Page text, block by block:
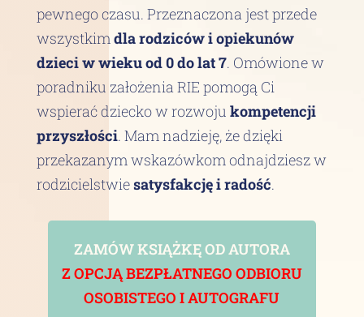
pewnego czasu. Przeznaczona jest przede
wszystkimdla rodziców i opiekunów
dzieci w wieku od 0 do lat 7. Omówione w
poradniku założenia RIE pomogą Ci
wspierać dziecko w rozwoju kompetencji
przyszłości. Mam nadzieję, że dzięki
przekazanym wskazówkom odnajdziesz w
rodzicielstwiesatysfakcję i radość.
ZAMÓW KSIĄŻKĘ OD AUTORA
Z OPCJĄ BEZPŁATNEGO ODBIORU
OSOBISTEGO I AUTOGRAFU